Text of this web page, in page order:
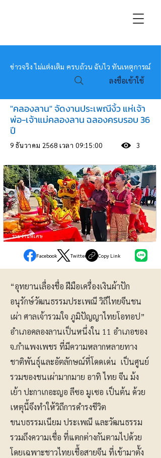
หมอข่าว
ข่าวจริง ไม่แต่งเติม ครบถ้วน ฉับไว ทันเหตุการณ์
ลงชื่อเข้าใช้
"คลองลาน" จัดงานประเพณีงิ้ว แห่เจ้า
พ่อ-เจ้าแม่คลองลาน ฉลองครบรอบ 36
ปี
9 ธันวาคม 2568 เวลา 09:15:00 3
รายงานพิเศษ
Facebook Twitter Copy Link
“อุทยานเลื่องชื่อ ฝีมือเครื่องเงินผ้าปัก
อนุรักษ์วัฒนธรรมประเพณี วิถีไทยจีนชน
เผ่า ศาลเจ้ารวมใจ ภูมิปัญญาไทยโอทอป”
อำเภอคลองลานเป็นหนึ่งใน 11 อำเภอของ
จ.กำแพงเพชร ที่มีความหลากหลายทาง
ชาติพันธุ์และอัตลักษณ์ที่โดดเด่น เป็นศูนย์
รวมของชนเผ่ามากมาย อาทิ ไทย จีน ม้ง
เย้า ปะกาเกอะญอ ลีซอ มูเซอ เป็นต้น ด้วย
เหตุนี้จึงทำให้วิถีการดำรงชีวิต
ขนบธรรมเนียม ประเพณี และวัฒนธรรม
รวมถึงความเชื่อ ที่แตกต่างกันตามไปด้วย
โดยเฉพาะชาวไทยเชื้อสายจีน ที่เข้ามาตั้ง